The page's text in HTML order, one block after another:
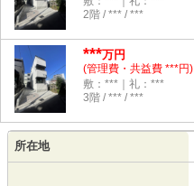
2階 / *** / ***
***万円
(管理費・共益費 ***円)
敷：***｜礼：***
3階 / *** / ***
所在地